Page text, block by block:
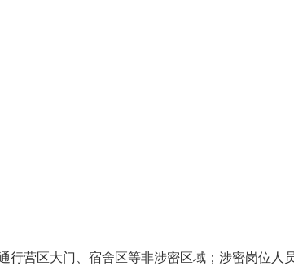
行营区大门、宿舍区等非涉密区域；涉密岗位人